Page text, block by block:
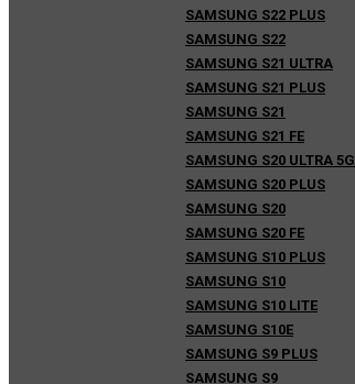
SAMSUNG S22 PLUS
SAMSUNG S22
SAMSUNG S21 ULTRA
SAMSUNG S21 PLUS
SAMSUNG S21
SAMSUNG S21 FE
SAMSUNG S20 ULTRA 5G
SAMSUNG S20 PLUS
SAMSUNG S20
SAMSUNG S20 FE
SAMSUNG S10 PLUS
SAMSUNG S10
SAMSUNG S10 LITE
SAMSUNG S10E
SAMSUNG S9 PLUS
SAMSUNG S9